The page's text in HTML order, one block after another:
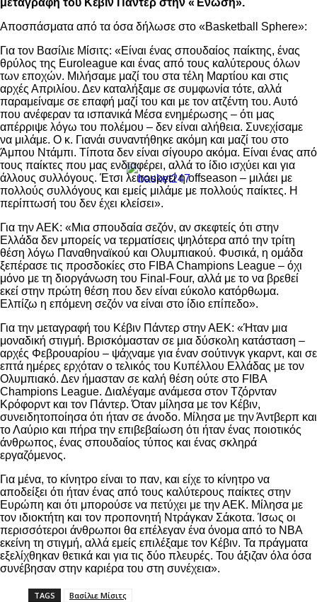
μεταγραφή του Κέβιν Πάντερ στην «Ένωση».
Αποσπάσματα από τα όσα δήλωσε στο «Basketball Sphere»:
Για τον Βασίλιε Μίσιτς: «Είναι ένας σπουδαίος παίκτης, ένας
θρύλος της Euroleague και ένας από τους καλύτερους όλων
των εποχών. Μιλήσαμε μαζί του στα τέλη Μαρτίου και στις
αρχές Απριλίου. Δεν καταλήξαμε σε συμφωνία τότε, αλλά
παραμείναμε σε επαφή μαζί του και με τον ατζέντη του. Αυτό
που ανέφεραν τα ισπανικά Μέσα ενημέρωσης – ότι μας
απέρριψε λόγω του πολέμου – δεν είναι αλήθεια. Συνεχίσαμε
να μιλάμε. Ο κ. Γιανάι συναντήθηκε ακόμη και μαζί του στο
Άμπου Ντάμπι. Τίποτα δεν είναι σίγουρο ακόμα. Είναι ένας από
τους παίκτες που μας ενδιαφέρει, αλλά το ίδιο ισχύει και για
άλλους συλλόγους. Έτσι λειτουργεί η offseason – μιλάει με
πολλούς συλλόγους και εμείς μιλάμε με πολλούς παίκτες. Η
περίπτωσή του δεν έχει κλείσει».
Για την ΑΕΚ: «Μια σπουδαία σεζόν, αν σκεφτείς ότι στην
Ελλάδα δεν μπορείς να τερματίσεις ψηλότερα από την τρίτη
θέση λόγω Παναθηναϊκού και Ολυμπιακού. Φυσικά, η ομάδα
ξεπέρασε τις προσδοκίες στο FIBA Champions League – όχι
μόνο με τη διοργάνωση του Final-Four, αλλά με το να βρεθεί
εκεί στην πρώτη θέση που δεν είναι εύκολο κατόρθωμα.
Ελπίζω η επόμενη σεζόν να είναι στο ίδιο επίπεδο».
Για την μεταγραφή του Κέβιν Πάντερ στην ΑΕΚ: «Ήταν μια
μοναδική στιγμή. Βρισκόμασταν σε μια δύσκολη κατάσταση –
αρχές Φεβρουαρίου – ψάχναμε για έναν σούτινγκ γκαρντ, και σε
επτά ημέρες ερχόταν ο τελικός του Κυπέλλου Ελλάδας με τον
Ολυμπιακό. Δεν ήμασταν σε καλή θέση ούτε στο FIBA
Champions League. Διαλέγαμε ανάμεσα στον Τζόρνταν
Κρόφορντ και τον Πάντερ. Όταν μίλησα με τον Κέβιν,
συνειδητοποίησα ότι ήταν σε άνοδο. Μίλησα με την Άντβερπ και
το Λαύριο και πήρα την επιβεβαίωση ότι ήταν ένας ποιοτικός
άνθρωπος, ένας σπουδαίος τύπος και ένας σκληρά
εργαζόμενος.
Για μένα, το κίνητρο είναι το παν, και είχε το κίνητρο να
αποδείξει ότι ήταν ένας από τους καλύτερους παίκτες στην
Ευρώπη και ότι μπορούσε να πετύχει με την ΑΕΚ. Μίλησα με
τον ιδιοκτήτη και τον προπονητή Ντράγκαν Σάκοτα. Ίσως οι
περισσότεροι άνθρωποι θα επέλεγαν ένα όνομα από το ΝΒΑ
εκείνη τη στιγμή, αλλά εμείς επιλέξαμε τον Κέβιν. Τα πράγματα
εξελίχθηκαν θετικά και για τις δύο πλευρές. Του άξιζαν όλα όσα
συνέβησαν στην καριέρα του στη συνέχεια».
TAGS Βασίλιε Μίσιτς